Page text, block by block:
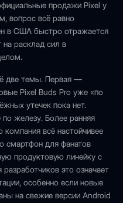
продажи Pixel у
вопрос всё равно
в США быстро отражается
на расклад сил в
две темы. Первая —
Pixel Buds Pro уже «по
утечек пока нет.
железу. Более ранняя
компания всё настойчивее
смартфон для фанатов
продуктовую линейку с
это означает
особенно если новые
на свежие версии Android